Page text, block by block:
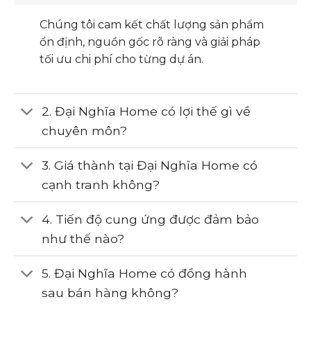
Chúng tôi cam kết chất lượng sản phẩm
ổn định, nguồn gốc rõ ràng và giải pháp
tối ưu chi phí cho từng dự án.
2. Đại Nghĩa Home có lợi thế gì về
chuyên môn?
3. Giá thành tại Đại Nghĩa Home có
cạnh tranh không?
4. Tiến độ cung ứng được đảm bảo
như thế nào?
5. Đại Nghĩa Home có đồng hành
sau bán hàng không?